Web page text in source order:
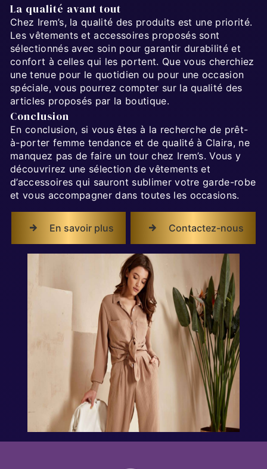
La qualité avant tout
Chez Irem’s, la qualité des produits est une priorité.
Les vêtements et accessoires proposés sont
sélectionnés avec soin pour garantir durabilité et
confort à celles qui les portent. Que vous cherchiez
une tenue pour le quotidien ou pour une occasion
spéciale, vous pourrez compter sur la qualité des
articles proposés par la boutique.
Conclusion
En conclusion, si vous êtes à la recherche de prêt-
à-porter femme tendance et de qualité à Claira, ne
manquez pas de faire un tour chez Irem’s. Vous y
découvrirez une sélection de vêtements et
d’accessoires qui sauront sublimer votre garde-robe
et vous accompagner dans toutes les occasions.
En savoir plus Contactez-nous